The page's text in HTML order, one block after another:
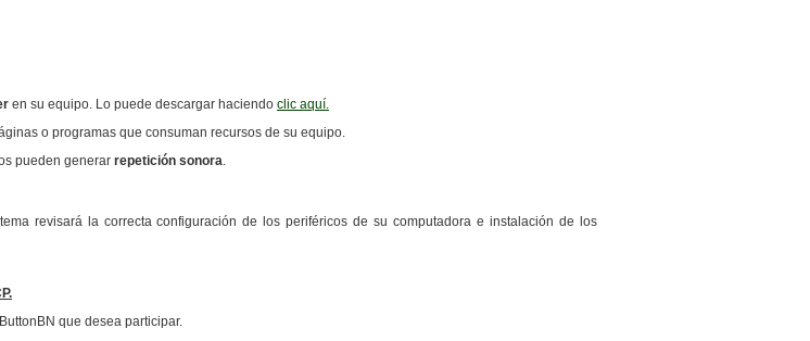
en su equipo. Lo puede descargar haciendo clic aquí.
o programas que consuman recursos de su equipo.
pueden generar repetición sonora.
revisará la correcta configuración de los periféricos de su computadora e instalación de los
que desea participar.